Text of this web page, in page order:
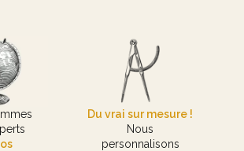
Du vrai sur mesure !
Nous
personnalisons